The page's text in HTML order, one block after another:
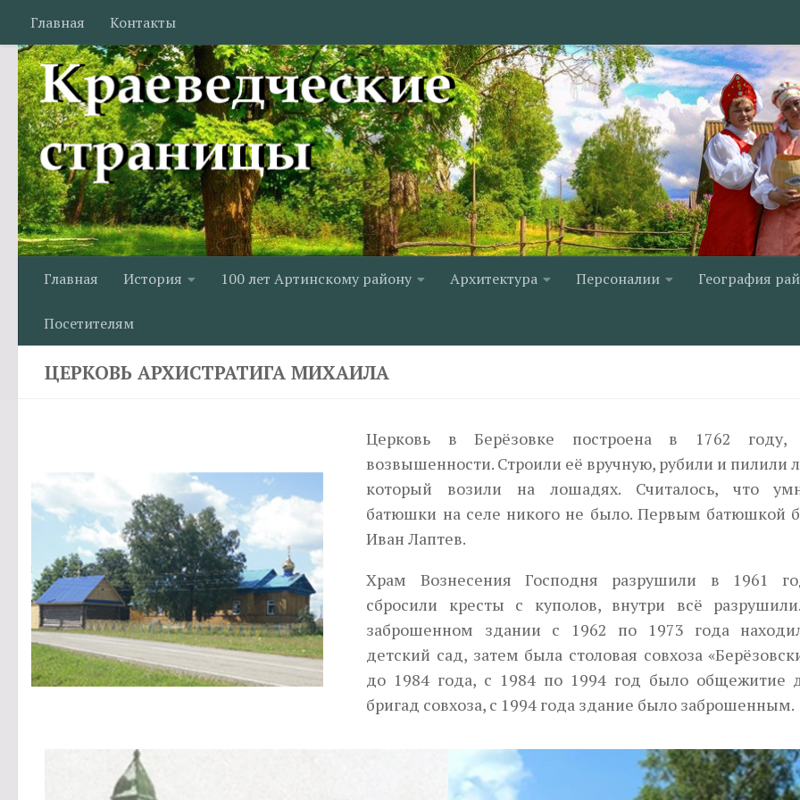
Перейти к содержимому
Главная Контакты
Главная История 100 лет Артинскому району Архитектура Персоналии География
Посетителям
ЦЕРКОВЬ АРХИСТРАТИГА МИХАИЛА
Церковь в Берёзовке построена в 1762 году,
возвышенности. Строили её вручную, рубили и пилили
который возили на лошадях. Считалось, что
батюшки на селе никого не было. Первым батюшкой
Иван Лаптев.
Храм Вознесения Господня разрушили в 1961
сбросили кресты с куполов, внутри всё
заброшенном здании с 1962 по 1973 года
детский сад, затем была столовая совхоза
до 1984 года, с 1984 по 1994 год было общежитие
бригад совхоза, с 1994 года здание было заброшенным.
Next